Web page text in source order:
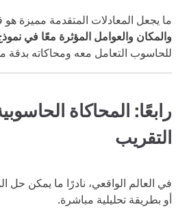
ما يجعل المعادلات المتقدمة مميزة هو
والمكان والعوامل المؤثرة معًا في
للحاسوب التعامل معه ومحاكاته بدقة
رابعًا: المحاكاة
التقريب
في العالم الواقعي، نادرًا ما يمكن حل
أو بطريقة تحليلية مباشرة.